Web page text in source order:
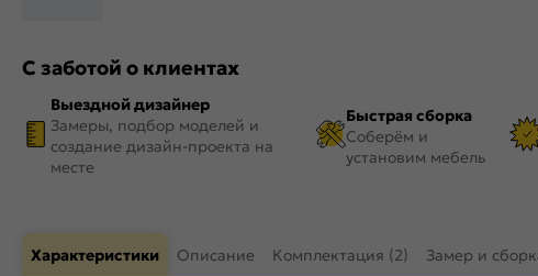
С заботой о клиентах
Выездной дизайнер
Замеры, подбор моделей и
создание дизайн-проекта на
месте
Быстрая сборка
Соберём и
установим мебель
Характеристики Описание Комплектация (2) Замер и